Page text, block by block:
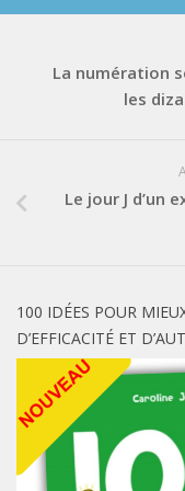
La numération
les
Le jour J d’un
100 IDÉES POUR
D’EFFICACITÉ ET